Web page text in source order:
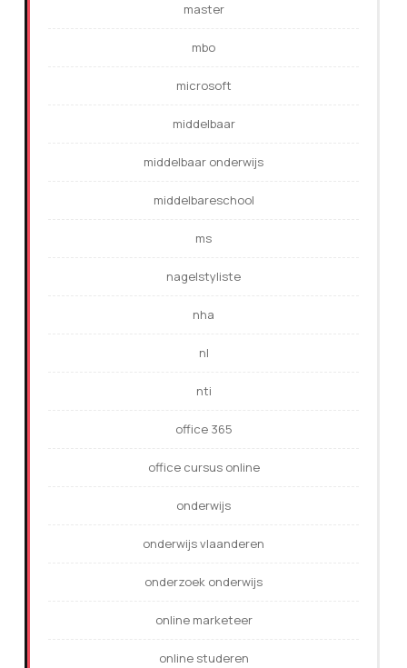
master
mbo
microsoft
middelbaar
middelbaar onderwijs
middelbareschool
ms
nagelstyliste
nha
nl
nti
office 365
office cursus online
onderwijs
onderwijs vlaanderen
onderzoek onderwijs
online marketeer
online studeren